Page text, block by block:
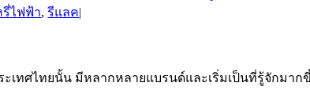
ไฟฟ้า,รีแลค|
ทศไทยนั้น มีหลากหลายแบรนด์และเริ่มเป็นที่รู้จักมาก